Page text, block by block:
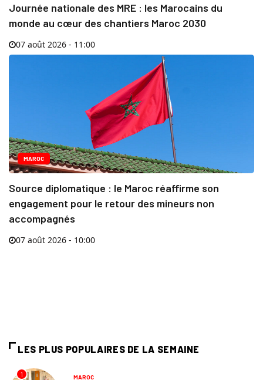
Journée nationale des MRE : les Marocains du
monde au cœur des chantiers Maroc 2030
07 août 2026 - 11:00
MAROC
Source diplomatique : le Maroc réaffirme son
engagement pour le retour des mineurs non
accompagnés
07 août 2026 - 10:00
LES PLUS POPULAIRES DE LA SEMAINE
1 MAROC